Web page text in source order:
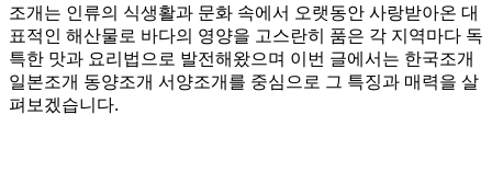
조개는 인류의 식생활과 문화 속에서 오랫동안 사랑받아온 대
표적인 해산물로 바다의 영양을 고스란히 품은 각 지역마다 독
특한 맛과 요리법으로 발전해왔으며 이번 글에서는 한국조개
일본조개 동양조개 서양조개를 중심으로 그 특징과 매력을 살
펴보겠습니다.